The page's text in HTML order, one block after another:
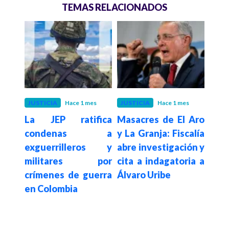
TEMAS RELACIONADOS
JUSTICIA Hace 1 mes
La JEP ratifica
condenas a
exguerrilleros y
militares por
crímenes de guerra
en Colombia
JUSTICIA Hace 1 mes
Masacres de El Aro
y La Granja: Fiscalía
abre investigación y
cita a indagatoria a
Álvaro Uribe